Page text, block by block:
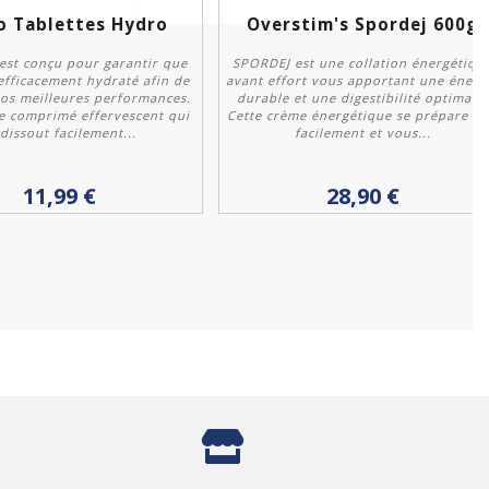
Personnaliser
Tablettes Hydro
conçu pour garantir que
hydraté afin de
meilleures performances.
comprimé effervescent qui
facilement...
11,99 €
Personnaliser
Overstim's Spordej 600g
SPORDEJ est une collation
avant effort vous apportant une
durable et une digestibilité optimale.
Cette crème énergétique se prépare
facilement et vous...
28,90 €